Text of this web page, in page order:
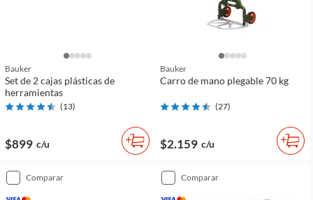
Bauker
Set de 2 cajas plásticas de
herramientas
(13)
$899 c/u
Bauker
Carro de mano plegable 70 kg
(27)
$2.159 c/u
comparar comparar